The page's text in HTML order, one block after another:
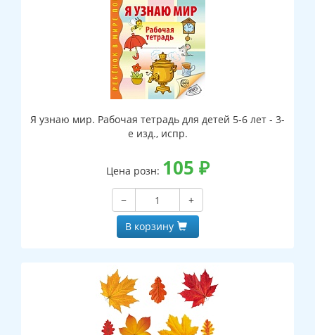
Я узнаю мир. Рабочая тетрадь для детей 5-6 лет - 3-
е изд., испр.
Цена розн: 105 ₽
−
+
В корзину